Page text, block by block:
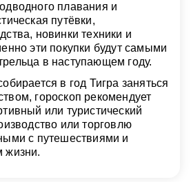
плавания и
путёвки,
новинки техники и
эти покупки будут самыми
в наступающем году.
в год Тигра заняться
гороскоп рекомендует
или туристический
или торговлю
с путешествиями и
жизни.